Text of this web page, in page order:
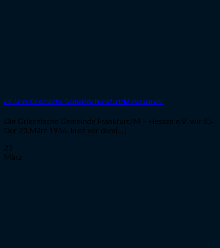
65 Jahre Griechische Gemeinde Frankfurt/M Hessen e.V.
Die Griechische Gemeinde Frankfurt/M – Hessen e.V. wir 65
Der 23.März 1956, kurz vor dem[...]
23
März